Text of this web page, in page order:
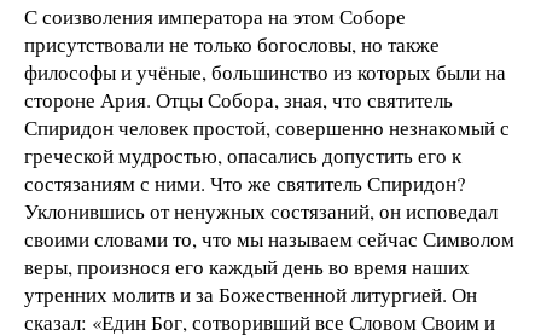
С соизволения императора на этом Соборе
присутствовали не только богословы, но также
философы и учёные, большинство из которых были на
стороне Ария. Отцы Собора, зная, что святитель
Спиридон человек простой, совершенно незнакомый с
греческой мудростью, опасались допустить его к
состязаниям с ними. Что же святитель Спиридон?
Уклонившись от ненужных состязаний, он исповедал
своими словами то, что мы называем сейчас Символом
веры, произнося его каждый день во время наших
утренних молитв и за Божественной литургией. Он
сказал: «Един Бог, сотворивший все Словом Своим и